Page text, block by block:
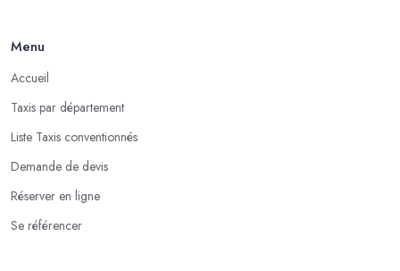
Menu
Accueil
Taxis par département
Liste Taxis conventionnés
Demande de devis
Réserver en ligne
Se référencer